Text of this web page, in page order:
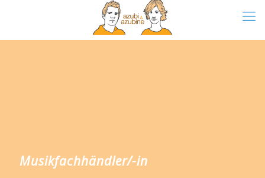
Musikfachhändler/-in